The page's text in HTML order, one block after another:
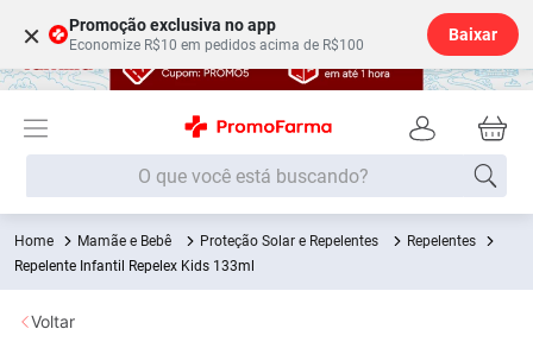
× Promoção exclusiva no app
Economize R$10 em pedidos acima de R$100
Baixar
O que você está buscando?
Mamãe e Bebê Proteção Solar e Repelentes
Repelentes
Repelente Infantil Repelex Kids 133ml
Voltar
Termos mais buscados
1º Fralda
2